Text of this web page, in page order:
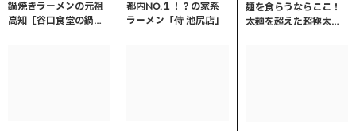
鍋焼きラーメンの元祖
高知［谷口食堂の鍋焼
きラーメン］
都内NO.１！？の家系
ラーメン「侍 池尻店」
麺を食らうならここ！
太麺を超えた超極太
麺 「麺と未来」